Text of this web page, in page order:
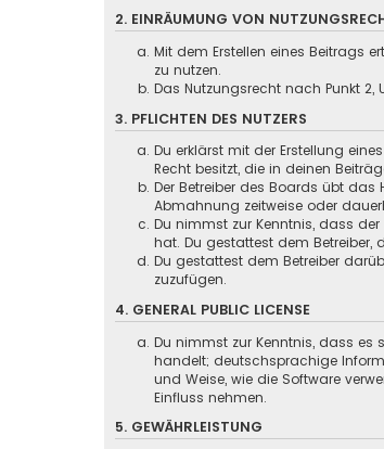
2. EINRÄUMUNG VON
Mit dem Erstellen eines Beitrags
zu nutzen.
Das Nutzungsrecht nach Punkt
3. PFLICHTEN DES NUTZERS
Du erklärst mit der Erstellung
Recht besitzt, die in deinen
Der Betreiber des Boards übt
Abmahnung zeitweise oder
Du nimmst zur Kenntnis, dass
hat. Du gestattest dem Betreiber,
Du gestattest dem Betreiber
zuzufügen.
4. GENERAL PUBLIC LICENSE
Du nimmst zur Kenntnis, dass es
handelt; deutschsprachige
und Weise, wie die Software
Einfluss nehmen.
5. GEWÄHRLEISTUNG